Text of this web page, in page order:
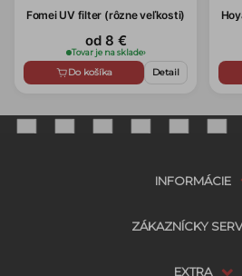
Fomei UV filter (rôzne veľkosti)
od 8 €
Tovar je na sklade›
Do košíka Detail
INFORMÁCIE
ZÁKAZNÍCKY
EXTRA